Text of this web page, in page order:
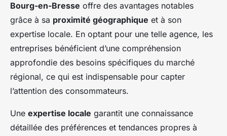
Bourg-en-Bresse offre des avantages notables
grâce à sa proximité géographique et à son
expertise locale. En optant pour une telle agence, les
entreprises bénéficient d’une compréhension
approfondie des besoins spécifiques du marché
régional, ce qui est indispensable pour capter
l’attention des consommateurs.
Une expertise locale garantit une connaissance
détaillée des préférences et tendances propres à